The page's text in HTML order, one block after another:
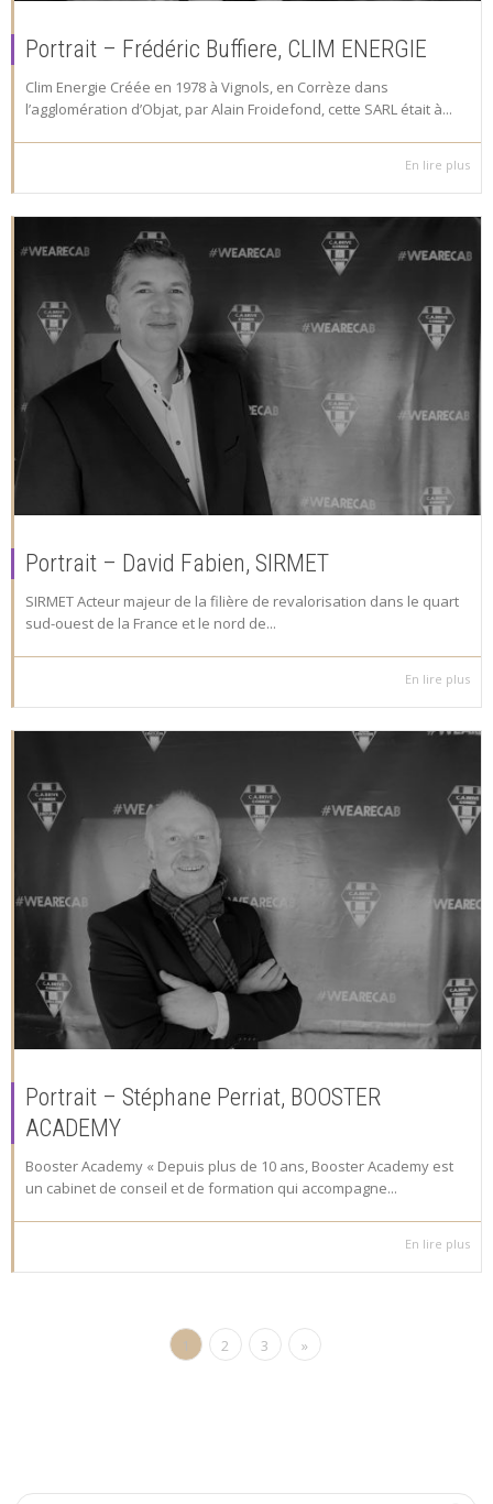
Portrait – Frédéric Buffiere, CLIM ENERGIE
Clim Energie Créée en 1978 à Vignols, en Corrèze dans
l’agglomération d’Objat, par Alain Froidefond, cette SARL était à...
En lire plus
Portrait – David Fabien, SIRMET
SIRMET Acteur majeur de la filière de revalorisation dans le quart
sud-ouest de la France et le nord de...
En lire plus
Portrait – Stéphane Perriat, BOOSTER
ACADEMY
Booster Academy « Depuis plus de 10 ans, Booster Academy est
un cabinet de conseil et de formation qui accompagne...
En lire plus
1 2 3 »